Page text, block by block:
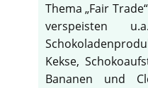
Thema „Fair
verspeisten
Kekse,
Bananen und